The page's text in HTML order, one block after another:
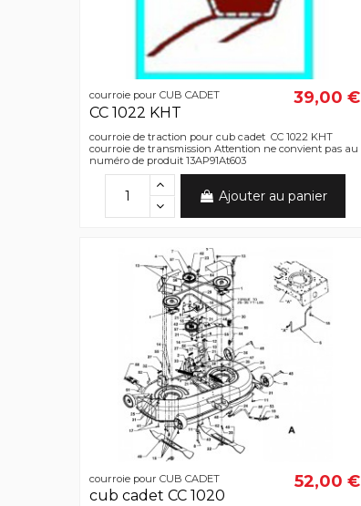
courroie pour CUB CADET
CC 1022 KHT
39,00 €
courroie de traction pour cub cadet CC 1022 KHT
courroie de transmission Attention ne convient pas au
numéro de produit 13AP91At603
Ajouter au panier
courroie pour CUB CADET
cub cadet CC 1020
52,00 €